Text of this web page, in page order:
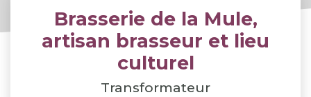
Brasserie de la Mule,
artisan brasseur et lieu
culturel
Transformateur